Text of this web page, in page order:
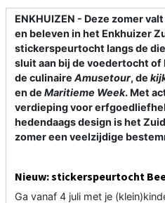
ENKHUIZEN - Deze zomer
en beleven in het Enkhuizer
stickerspeurtocht langs de
sluit aan bij de voedertocht
de culinaire Amusetour, de
en de Maritieme Week. Met
verdieping voor
hedendaags design is het
zomer een veelzijdige
Nieuw: stickerspeurtocht
Ga vanaf 4 juli met je